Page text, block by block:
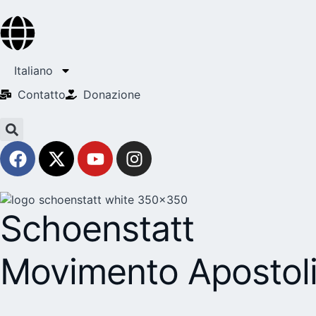
Italiano
Contatto
Donazione
Schoenstatt
Movimento